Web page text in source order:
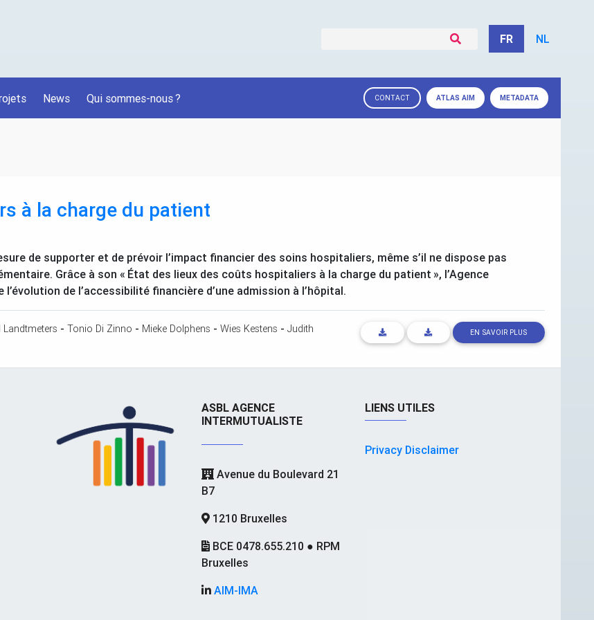
FR NL
News Qui sommes-nous? CONTACT ATLAS AIM METADATA
à la charge du patient
de supporter et de prévoir l’impact financier des soins hospitaliers, même s’il ne dispose pas
Grâce à son « État des lieux des coûts hospitaliers à la charge du patient », l’Agence
l’évolution de l’accessibilité financière d’une admission à l’hôpital.
Landtmeters - Tonio Di Zinno - Mieke Dolphens - Wies Kestens - Judith
EN SAVOIR PLUS
ASBL AGENCE
INTERMUTUALISTE
Avenue du Boulevard 21
B7
1210 Bruxelles
BCE 0478.655.210 ● RPM
Bruxelles
AIM-IMA
LIENS UTILES
Privacy Disclaimer